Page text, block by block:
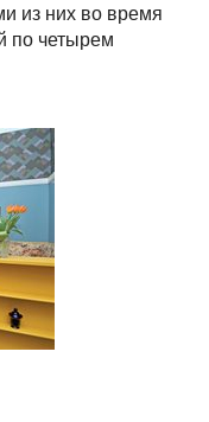
из них во время
по четырем